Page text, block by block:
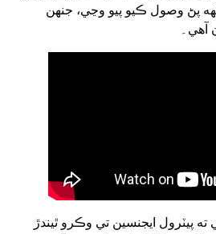
پڻ وصول ڪيو پيو وڃي، جنهن
آهي۔
پيٽرول ايجنسين تي وڪرو ٿيندڙ